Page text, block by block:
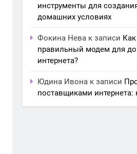
инструменты для
домашних условиях
Фокина Нева к записи
правильный модем для
интернета?
Юдина Ивона к записи
поставщиками интернета: